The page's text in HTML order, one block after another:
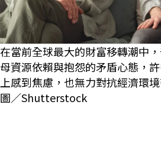
在當前全球最大的財富移轉潮中
母資源依賴與抱怨的矛盾心態，
上感到焦慮，也無力對抗經濟環
圖／Shutterstock